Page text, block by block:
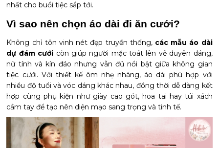
nhất cho buổi tiệc sắp tới.
Vì sao nên chọn áo dài đi ăn cưới?
Không chỉ tôn vinh nét đẹp truyền thống, các mẫu áo dài
dự đám cưới còn giúp người mặc toát lên vẻ duyên dáng,
nữ tính và kín đáo nhưng vẫn đủ nổi bật giữa không gian
tiệc cưới. Với thiết kế ôm nhẹ nhàng, áo dài phù hợp với
nhiều độ tuổi và vóc dáng khác nhau, đồng thời dễ dàng kết
hợp cùng phụ kiện như giày cao gót, hoa tai hay túi xách
cầm tay để tạo nên diện mạo sang trọng và tinh tế.